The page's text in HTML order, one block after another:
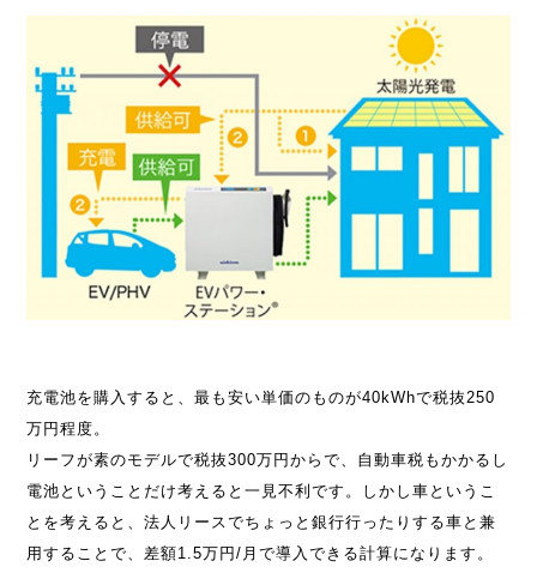
充電池を購入すると、最も安い単価のものが40kWhで税抜250
万円程度。
リーフが素のモデルで税抜300万円からで、自動車税もかかるし
電池ということだけ考えると一見不利です。しかし車というこ
とを考えると、法人リースでちょっと銀行行ったりする車と兼
用することで、差額1.5万円/月で導入できる計算になります。